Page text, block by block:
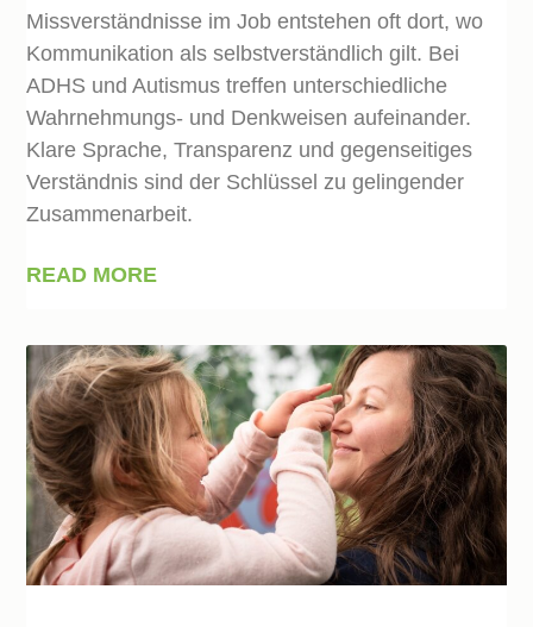
Missverständnisse im Job entstehen oft dort, wo
Kommunikation als selbstverständlich gilt. Bei
ADHS und Autismus treffen unterschiedliche
Wahrnehmungs- und Denkweisen aufeinander.
Klare Sprache, Transparenz und gegenseitiges
Verständnis sind der Schlüssel zu gelingender
Zusammenarbeit.
READ MORE